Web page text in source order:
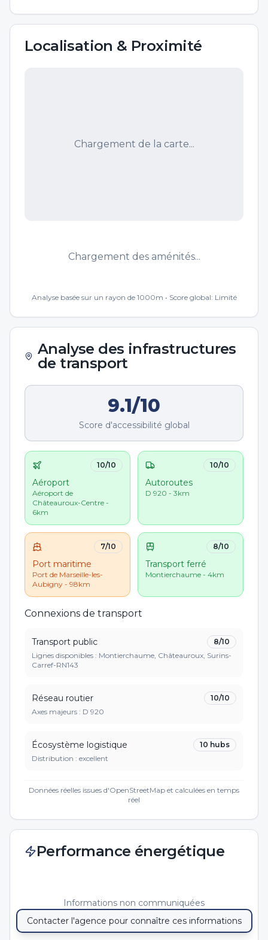
Localisation & Proximité
Chargement de la carte...
Chargement des aménités...
Analyse basée sur un rayon de 1000m • Score global: Limité
Analyse des infrastructures
de transport
9.1/10
Score d'accessibilité global
10/10
Aéroport
Aéroport de
Châteauroux-Centre -
6km
10/10
Autoroutes
D 920 - 3km
7/10
Port maritime
Port de Marseille-les-
Aubigny - 98km
8/10
Transport ferré
Montierchaume - 4km
Connexions de transport
Transport public 8/10
Lignes disponibles : Montierchaume, Châteauroux, Surins-
Carref-RN143
Réseau routier 10/10
Axes majeurs : D 920
Écosystème logistique 10 hubs
Distribution : excellent
Données réelles issues d'OpenStreetMap et calculées en temps
réel
Performance énergétique
Informations non communiquées
Contacter l'agence pour connaître ces informations